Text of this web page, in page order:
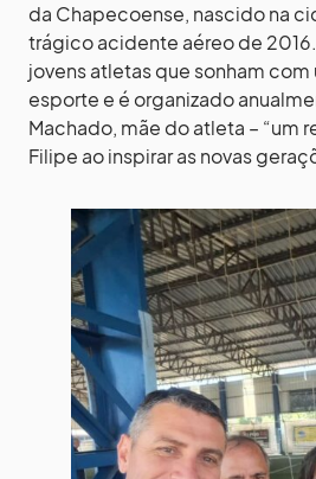
da Chapecoense, nascido na
trágico acidente aéreo de
jovens atletas que sonham com
esporte e é organizado
Machado, mãe do atleta – “um
Filipe ao inspirar as novas